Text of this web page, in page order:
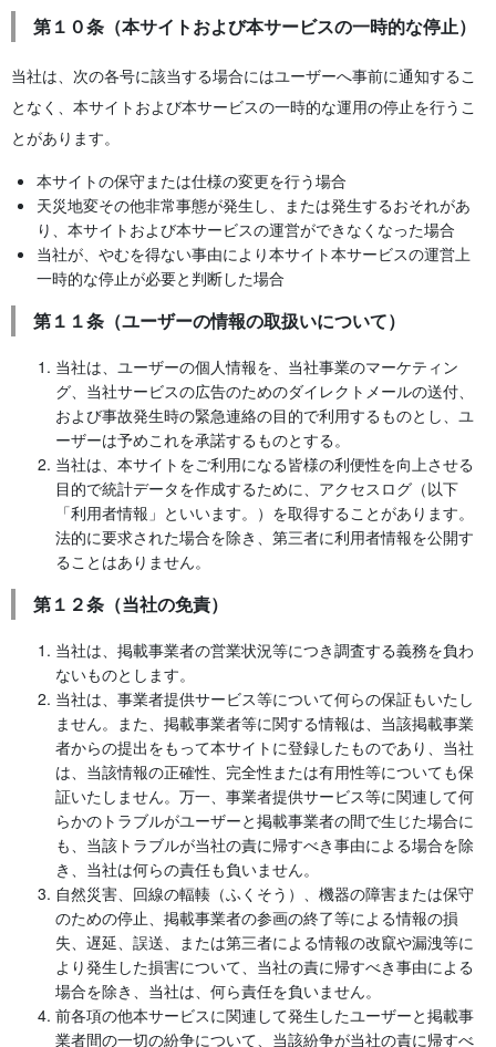
第１０条（本サイトおよび本サービスの一時的な停止）
当社は、次の各号に該当する場合にはユーザーへ事前に通知するこ
となく、本サイトおよび本サービスの一時的な運用の停止を行うこ
とがあります。
本サイトの保守または仕様の変更を行う場合
天災地変その他非常事態が発生し、または発生するおそれがあ
り、本サイトおよび本サービスの運営ができなくなった場合
当社が、やむを得ない事由により本サイト本サービスの運営上
一時的な停止が必要と判断した場合
第１１条（ユーザーの情報の取扱いについて）
当社は、ユーザーの個人情報を、当社事業のマーケティン
グ、当社サービスの広告のためのダイレクトメールの送付、
および事故発生時の緊急連絡の目的で利用するものとし、ユ
ーザーは予めこれを承諾するものとする。
当社は、本サイトをご利用になる皆様の利便性を向上させる
目的で統計データを作成するために、アクセスログ（以下
「利用者情報」といいます。）を取得することがあります。
法的に要求された場合を除き、第三者に利用者情報を公開す
ることはありません。
第１２条（当社の免責）
当社は、掲載事業者の営業状況等につき調査する義務を負わ
ないものとします。
当社は、事業者提供サービス等について何らの保証もいたし
ません。また、掲載事業者等に関する情報は、当該掲載事業
者からの提出をもって本サイトに登録したものであり、当社
は、当該情報の正確性、完全性または有用性等についても保
証いたしません。万一、事業者提供サービス等に関連して何
らかのトラブルがユーザーと掲載事業者の間で生じた場合に
も、当該トラブルが当社の責に帰すべき事由による場合を除
き、当社は何らの責任も負いません。
自然災害、回線の輻輳（ふくそう）、機器の障害または保守
のための停止、掲載事業者の参画の終了等による情報の損
失、遅延、誤送、または第三者による情報の改竄や漏洩等に
より発生した損害について、当社の責に帰すべき事由による
場合を除き、当社は、何ら責任を負いません。
前各項の他本サービスに関連して発生したユーザーと掲載事
業者間の一切の紛争について、当該紛争が当社の責に帰すべ